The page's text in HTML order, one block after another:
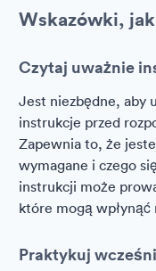
Wskazówki,
Czytaj uważnie
Jest niezbędne, aby
instrukcje przed
Zapewnia to, że
wymagane i czego
instrukcji może
które mogą
Praktykuj